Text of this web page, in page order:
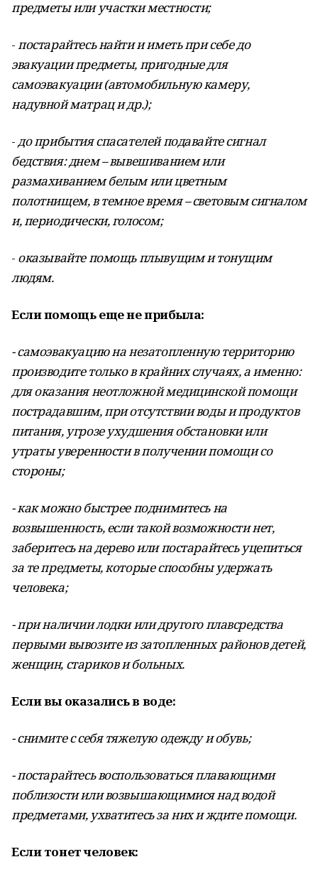
предметы или участки местности;
-постарайтесь найти и иметь при себе до
эвакуации предметы, пригодные для
самоэвакуации (автомобильную камеру,
надувной матрац и др.);
-до прибытия спасателей подавайте сигнал
бедствия: днем – вывешиванием или
размахиванием белым или цветным
полотнищем, в темное время – световым сигналом
и, периодически, голосом;
- оказывайте помощь плывущим и тонущим
людям.
Если помощь еще не прибыла:
- самоэвакуацию на незатопленную территорию
производите только в крайних случаях, а именно:
для оказания неотложной медицинской помощи
пострадавшим, при отсутствии воды и продуктов
питания, угрозе ухудшения обстановки или
утраты уверенности в получении помощи со
стороны;
- как можно быстрее поднимитесь на
возвышенность, если такой возможности нет,
заберитесь на дерево или постарайтесь уцепиться
за те предметы, которые способны удержать
человека;
- при наличии лодки или другого плавсредства
первыми вывозите из затопленных районов детей,
женщин, стариков и больных.
Если вы оказались в воде:
- снимите с себя тяжелую одежду и обувь;
- постарайтесь воспользоваться плавающими
поблизости или возвышающимися над водой
предметами, ухватитесь за них и ждите помощи.
Если тонет человек: